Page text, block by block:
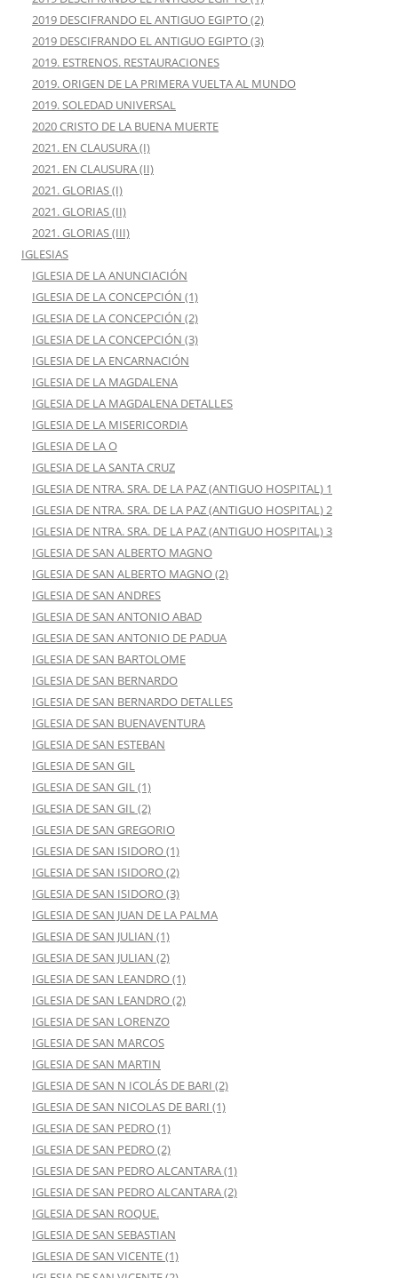
2019 DESCIFRANDO EL ANTIGUO EGIPTO (2)
2019 DESCIFRANDO EL ANTIGUO EGIPTO (3)
2019. ESTRENOS. RESTAURACIONES
2019. ORIGEN DE LA PRIMERA VUELTA AL MUNDO
2019. SOLEDAD UNIVERSAL
2020 CRISTO DE LA BUENA MUERTE
2021. EN CLAUSURA (I)
2021. EN CLAUSURA (II)
2021. GLORIAS (I)
2021. GLORIAS (II)
2021. GLORIAS (III)
IGLESIAS
IGLESIA DE LA ANUNCIACIÓN
IGLESIA DE LA CONCEPCIÓN (1)
IGLESIA DE LA CONCEPCIÓN (2)
IGLESIA DE LA CONCEPCIÓN (3)
IGLESIA DE LA ENCARNACIÓN
IGLESIA DE LA MAGDALENA
IGLESIA DE LA MAGDALENA DETALLES
IGLESIA DE LA MISERICORDIA
IGLESIA DE LA O
IGLESIA DE LA SANTA CRUZ
IGLESIA DE NTRA. SRA. DE LA PAZ (ANTIGUO HOSPITAL) 1
IGLESIA DE NTRA. SRA. DE LA PAZ (ANTIGUO HOSPITAL) 2
IGLESIA DE NTRA. SRA. DE LA PAZ (ANTIGUO HOSPITAL) 3
IGLESIA DE SAN ALBERTO MAGNO
IGLESIA DE SAN ALBERTO MAGNO (2)
IGLESIA DE SAN ANDRES
IGLESIA DE SAN ANTONIO ABAD
IGLESIA DE SAN ANTONIO DE PADUA
IGLESIA DE SAN BARTOLOME
IGLESIA DE SAN BERNARDO
IGLESIA DE SAN BERNARDO DETALLES
IGLESIA DE SAN BUENAVENTURA
IGLESIA DE SAN ESTEBAN
IGLESIA DE SAN GIL
IGLESIA DE SAN GIL (1)
IGLESIA DE SAN GIL (2)
IGLESIA DE SAN GREGORIO
IGLESIA DE SAN ISIDORO (1)
IGLESIA DE SAN ISIDORO (2)
IGLESIA DE SAN ISIDORO (3)
IGLESIA DE SAN JUAN DE LA PALMA
IGLESIA DE SAN JULIAN (1)
IGLESIA DE SAN JULIAN (2)
IGLESIA DE SAN LEANDRO (1)
IGLESIA DE SAN LEANDRO (2)
IGLESIA DE SAN LORENZO
IGLESIA DE SAN MARCOS
IGLESIA DE SAN MARTIN
IGLESIA DE SAN N ICOLÁS DE BARI (2)
IGLESIA DE SAN NICOLAS DE BARI (1)
IGLESIA DE SAN PEDRO (1)
IGLESIA DE SAN PEDRO (2)
IGLESIA DE SAN PEDRO ALCANTARA (1)
IGLESIA DE SAN PEDRO ALCANTARA (2)
IGLESIA DE SAN ROQUE.
IGLESIA DE SAN SEBASTIAN
IGLESIA DE SAN VICENTE (1)